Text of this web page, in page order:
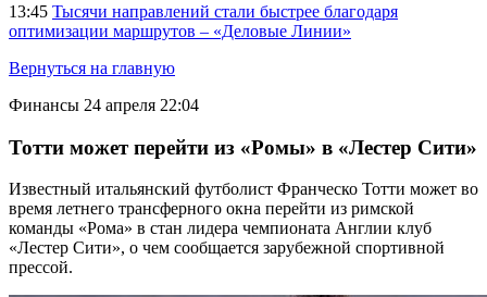
13:45 Тысячи направлений стали быстрее благодаря
оптимизации маршрутов – «Деловые Линии»
Вернуться на главную
Финансы 24 апреля 22:04
Тотти может перейти из «Ромы» в «Лестер Сити»
Известный итальянский футболист Франческо Тотти может во
время летнего трансферного окна перейти из римской
команды «Рома» в стан лидера чемпионата Англии клуб
«Лестер Сити», о чем сообщается зарубежной спортивной
прессой.